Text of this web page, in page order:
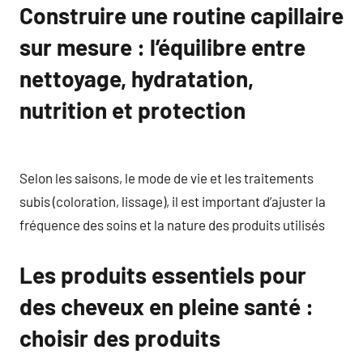
Construire une routine capillaire
sur mesure : l’équilibre entre
nettoyage, hydratation,
nutrition et protection
Selon les saisons, le mode de vie et les traitements
subis (coloration, lissage), il est important d’ajuster la
fréquence des soins et la nature des produits utilisés
Les produits essentiels pour
des cheveux en pleine santé :
choisir des produits